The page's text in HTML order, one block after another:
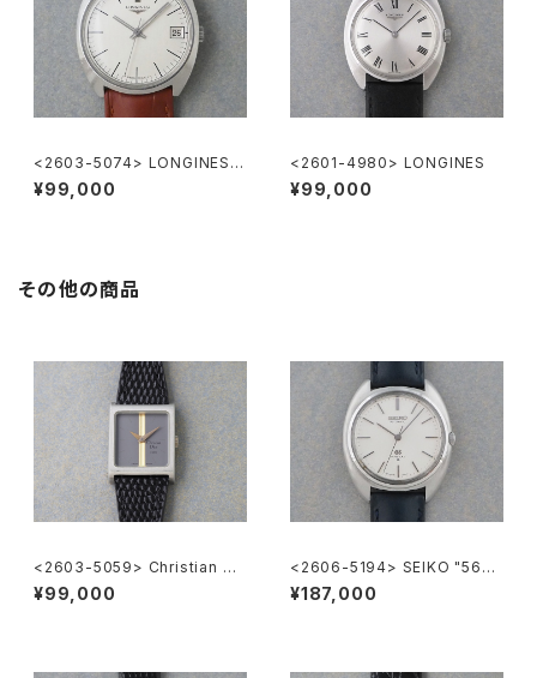
<2603-5074> LONGINES
"Cal.285"
¥99,000
<2601-4980> LONGINES
¥99,000
その他の商品
<2603-5059> Christian Di
or
¥99,000
<2606-5194> SEIKO "56G
S" Grand Seiko
¥187,000